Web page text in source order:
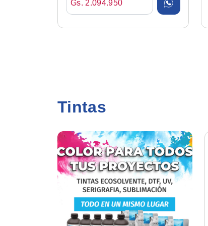
Gs. 2.094.950
Tintas
Tinta Ecosolv. Econova
Yellow 1lt
Precio sujeto a modificación
Gs. 224.700